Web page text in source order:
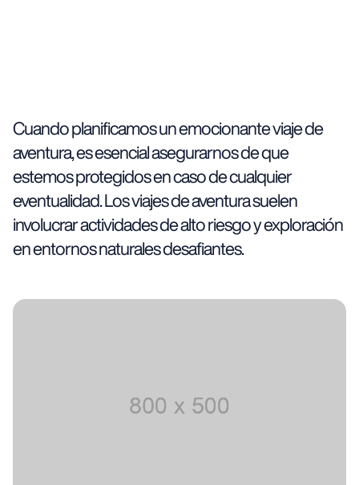
Cuando planificamos un emocionante viaje de
aventura, es esencial asegurarnos de que
estemos protegidos en caso de cualquier
eventualidad. Los viajes de aventura suelen
involucrar actividades de alto riesgo y exploración
en entornos naturales desafiantes.